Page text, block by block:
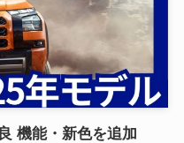
機能・新色を追加